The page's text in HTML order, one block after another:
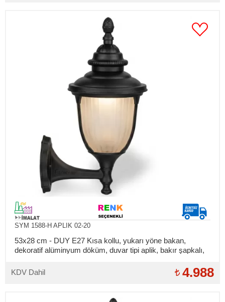
SYM 1588-H APLIK 02-20
53x28 cm - DUY E27 Kısa kollu, yukarı yöne bakan,
dekoratif alüminyum döküm, duvar tipi aplik, bakır şapkalı,
KDV Dahil
4.988